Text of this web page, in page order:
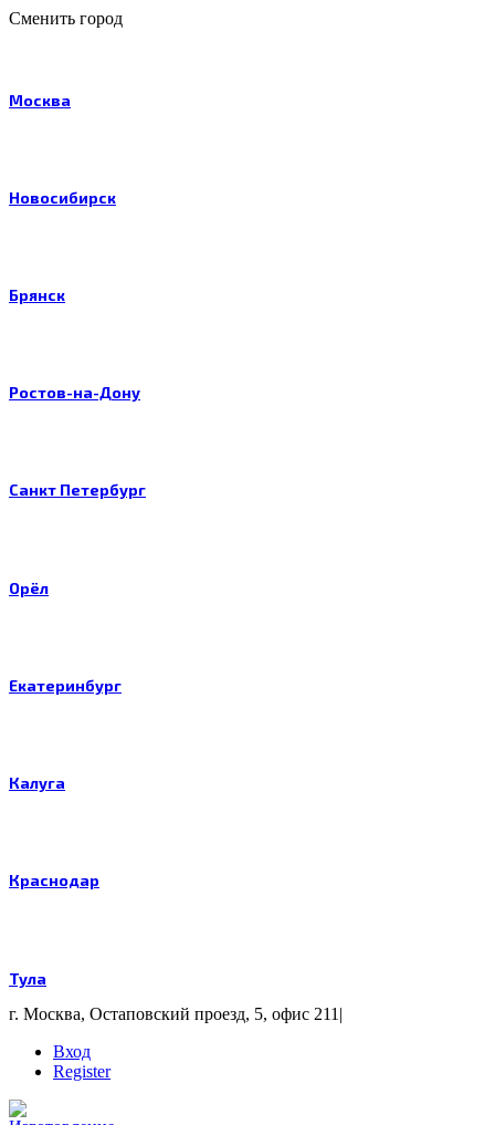
Сменить город
Москва
Новосибирск
Брянск
Ростов-на-Дону
Санкт Петербург
Орёл
Екатеринбург
Калуга
Краснодар
Тула
г. Москва, Остаповский проезд, 5, офис 211 |
Вход
Register